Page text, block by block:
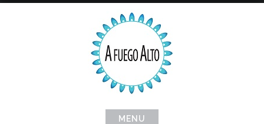
MENU